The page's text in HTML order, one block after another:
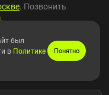
. Позвонить
.
был
в Политике
Понятно